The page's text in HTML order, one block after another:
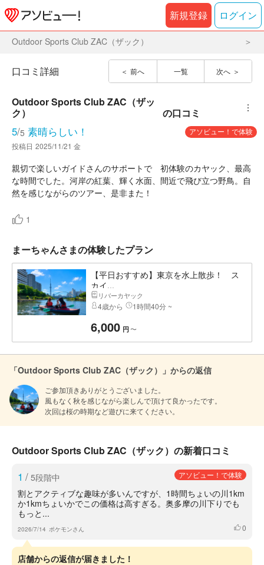
新規登録 ログイン
Outdoor Sports Club ZAC（ザック）
前へ 一覧 次へ
口コミ詳細
Outdoor Sports Club ZAC（ザッ
ク）
の口コミ ︙
5/5 素晴らしい！
アソビュー！で体験
投稿日 2025/11/21 金
親切で楽しいガイドさんのサポートで 初体験のカヤック、最高
な時間でした。河岸の紅葉、輝く水面、間近で飛び立つ野鳥。自
然を感じながらのツアー、是非また！
1
まーちゃんさまの体験したプラン
【平日おすすめ】東京を水上散歩！ ス
カイ...
リバーカヤック
4歳から 1時間40分 ~
6,000 円 〜
「Outdoor Sports Club ZAC（ザック）」からの返信
ご参加頂きありがとうございました。
風もなく秋を感じながら楽しんで頂けて良かったです。
次回は桜の時期など遊びに来てください。
Outdoor Sports Club ZAC（ザック）の新着口コミ
1 / 5段階中 アソビュー！で体験
割とアクティブな趣味が多いんですが、1時間ちょいの川1km
か1kmちょいかでこの価格は高すぎる。奥多摩の川下りでも
もっと...
2026/7/14 ポケモンさん いいね
0
店舗からの返信が届きました！